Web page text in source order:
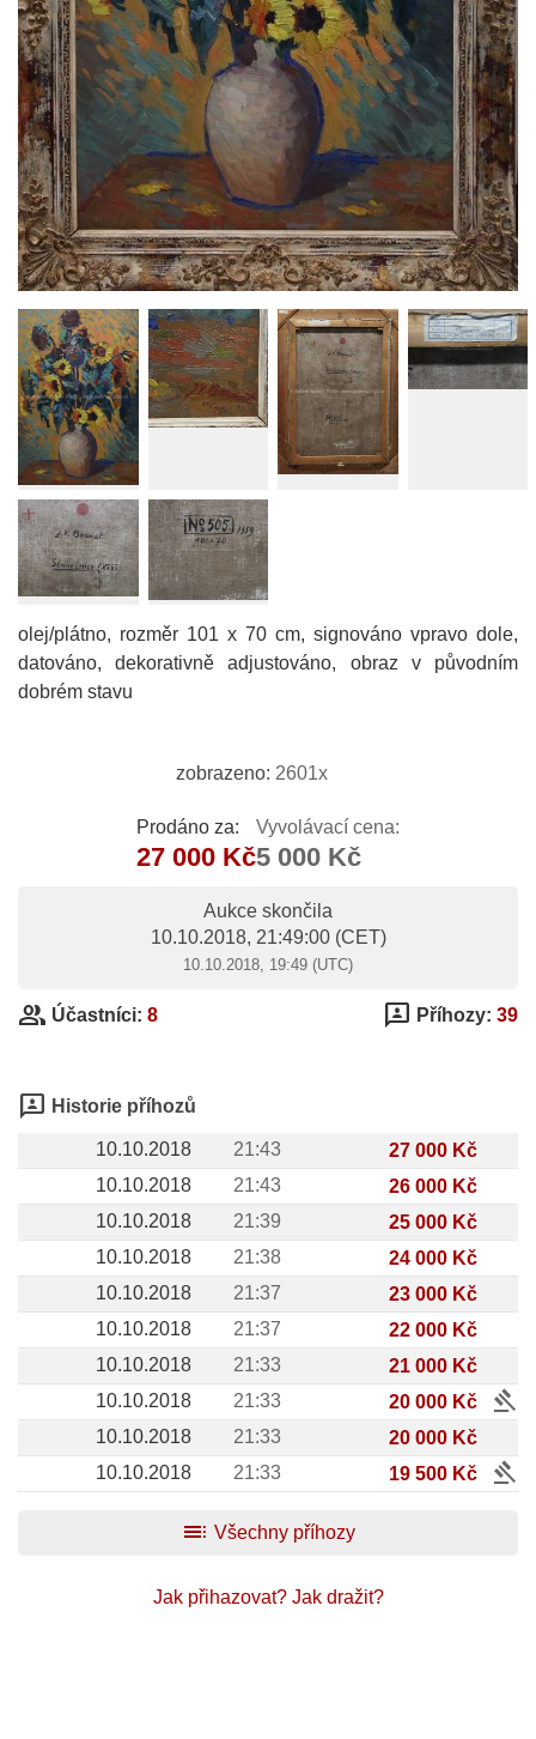
olej/plátno, rozměr 101 x 70 cm, signováno vpravo dole,
datováno, dekorativně adjustováno, obraz v původním
dobrém stavu
zobrazeno: 2601x
Prodáno za:
27 000 Kč
Vyvolávací cena:
5 000 Kč
Aukce skončila
10.10.2018, 21:49:00(CET)
10.10.2018, 19:49 (UTC)
group Účastníci: 8 3p Příhozy: 39
3p Historie příhozů
10.10.2018 21:43
27 000 Kč
10.10.2018
21:43
26 000 Kč
10.10.2018
21:39
25 000 Kč
10.10.2018
21:38
24 000 Kč
10.10.2018
21:37
23 000 Kč
10.10.2018
21:37
22 000 Kč
10.10.2018
21:33
21 000 Kč
10.10.2018
21:33 20 000 Kč gavel
10.10.2018 21:33
20 000 Kč
10.10.2018
21:33 19 500 Kč
gavel
toc Všechny příhozy
Jak přihazovat? Jak dražit?